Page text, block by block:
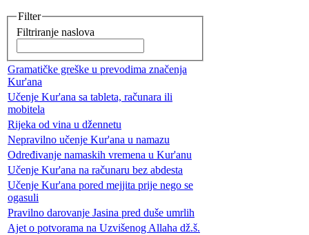
Filter
Filtriranje naslova
Gramatičke greške u prevodima značenja
Kur'ana
Učenje Kur'ana sa tableta, računara ili
mobitela
Rijeka od vina u džennetu
Nepravilno učenje Kur'ana u namazu
Određivanje namaskih vremena u Kur'anu
Učenje Kur'ana na računaru bez abdesta
Učenje Kur'ana pored mejjita prije nego se
ogasuli
Pravilno darovanje Jasina pred duše umrlih
Ajet o potvorama na Uzvišenog Allaha dž.š.